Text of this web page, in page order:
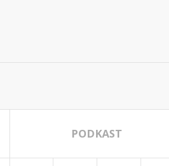
PODKAST